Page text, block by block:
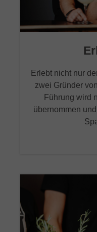
Erlebt nicht nur
zwei Gründer
Führung wird
übernommen